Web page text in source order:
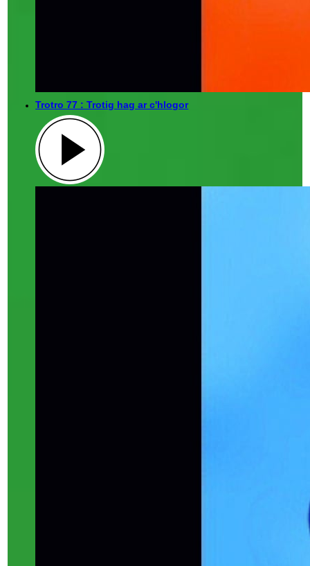
Trotro 77 : Trotig hag ar c'hlogor